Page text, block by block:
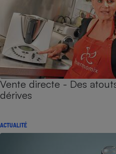
Vente directe - Des
dérives
ACTUALITÉ